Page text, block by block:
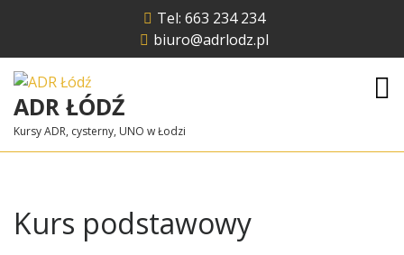
content
Tel: 663 234 234
biuro@adrlodz.pl
ADR ŁÓDŹ
Kursy ADR, cysterny, UNO w Łodzi
Kurs podstawowy